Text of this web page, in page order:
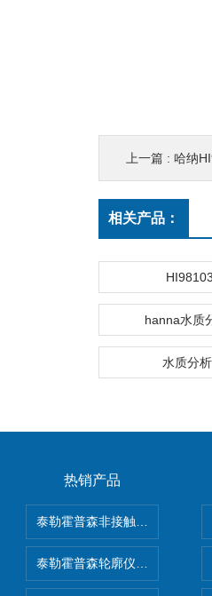
上一篇 : 哈纳
相关产品：
hanna水质
水质分
热销产品
泰勒霍普森非接触式轮廓仪
泰勒霍普森轮廓仪|TAYLOR